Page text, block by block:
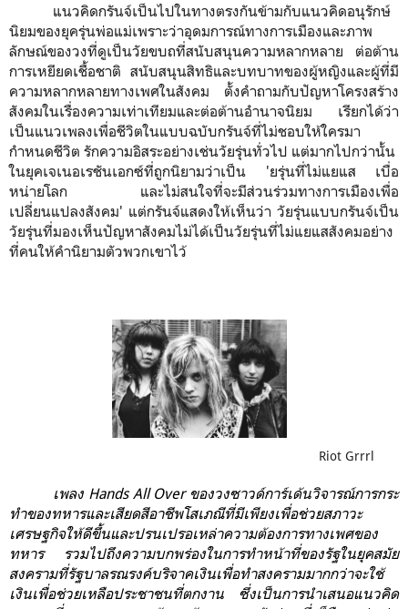
แนวคิดกรันจ์เป็นไปในทางตรงกันข้ามกับแนวคิดอนุรักษ์
นิยมของยุครุ่นพ่อแม่เพราะว่าอุดมการณ์ทางการเมืองและภาพ
ลักษณ์ของวงที่ดูเป็นวัยขบถที่สนับสนุนความหลากหลาย ต่อต้าน
การเหยียดเชื้อชาติ สนับสนุนสิทธิและบทบาทของผู้หญิงและผู้ที่มี
ความหลากหลายทางเพศในสังคม ตั้งคำถามกับปัญหาโครงสร้าง
สังคมในเรื่องความเท่าเทียมและต่อต้านอำนาจนิยม เรียกได้ว่า
เป็นแนวเพลงเพื่อชีวิตในแบบฉบับกรันจ์ที่ไม่ชอบให้ใครมา
กำหนดชีวิต รักความอิสระอย่างเช่นวัยรุ่นทั่วไป แต่มากไปกว่านั้น
ในยุคเจเนอเรชันเอกซ์ที่ถูกนิยามว่าเป็น 'ยรุ่นที่ไม่แยแส เบื่อ
หน่ายโลก และไม่สนใจที่จะมีส่วนร่วมทางการเมืองเพื่อ
เปลี่ยนแปลงสังคม' แต่กรันจ์แสดงให้เห็นว่า วัยรุ่นแบบกรันจ์เป็น
วัยรุ่นที่มองเห็นปัญหาสังคมไม่ได้เป็นวัยรุ่นที่ไม่แยแสสังคมอย่าง
ที่คนให้คำนิยามตัวพวกเขาไว้
Riot Grrrl
เพลง Hands All Over ของวงซาวด์การ์เด้นวิจารณ์การกระ
ทำของทหารและเสียดสีอาชีพโสเภณีที่มีเพียงเพื่อช่วยสภาวะ
เศรษฐกิจให้ดีขึ้นและปรนเปรอเหล่าความต้องการทางเพศของ
ทหาร รวมไปถึงความบกพร่องในการทำหน้าที่ของรัฐในยุคสมัย
สงครามที่รัฐบาลรณรงค์บริจาคเงินเพื่อทำสงครามมากกว่าจะใช้
เงินเพื่อช่วยเหลือประชาชนที่ตกงาน ซึ่งเป็นการนำเสนอแนวคิด